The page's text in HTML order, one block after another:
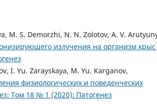
M. S. Demorzhi, N. N. Zolotov, A. V.
излучения на организм крыс
I. Yu. Zarayskaya, M. Yu. Karganov,
физиологических и поведенческих
Том 18 № 1 (2020): Патогенез